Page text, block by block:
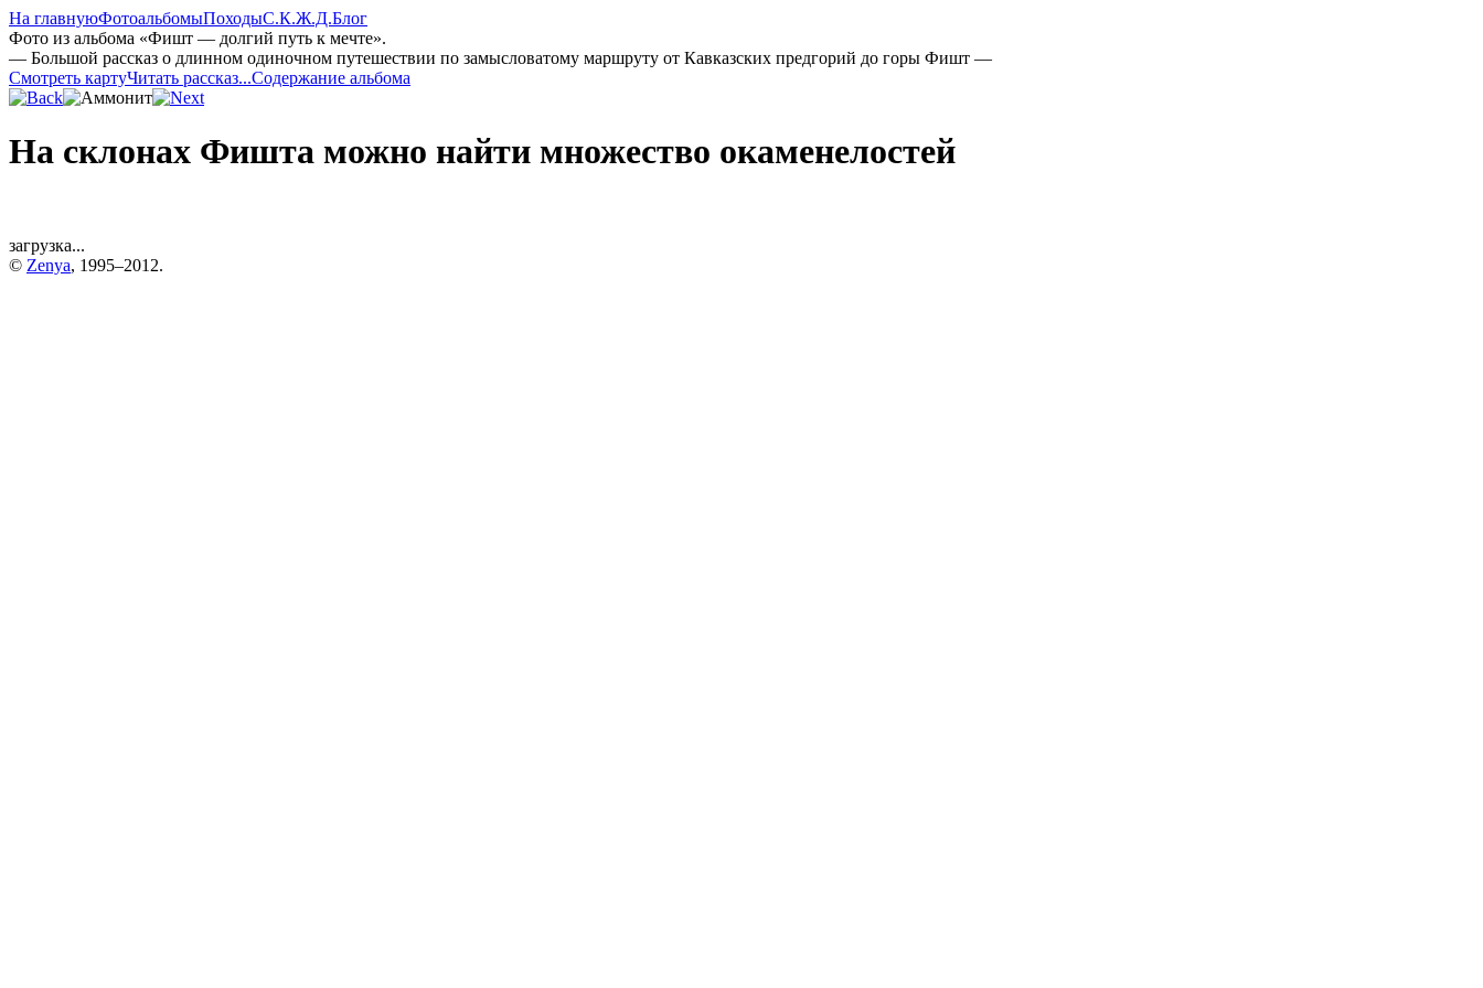
На главнуюФотоальбомыПоходыС.К.Ж.Д.Блог
Фото из альбома «Фишт — долгий путь к мечте».
— Большой рассказ о длинном одиночном путешествии по замысловатому маршруту от Кавказских предгорий до горы Фишт —
Смотреть картуЧитать рассказ...Содержание альбома
На склонах Фишта можно найти множество окаменелостей
загрузка...
© Zenya, 1995–2012.